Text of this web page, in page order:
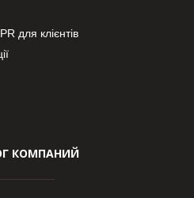
для клієнтів
КОМПАНИЙ